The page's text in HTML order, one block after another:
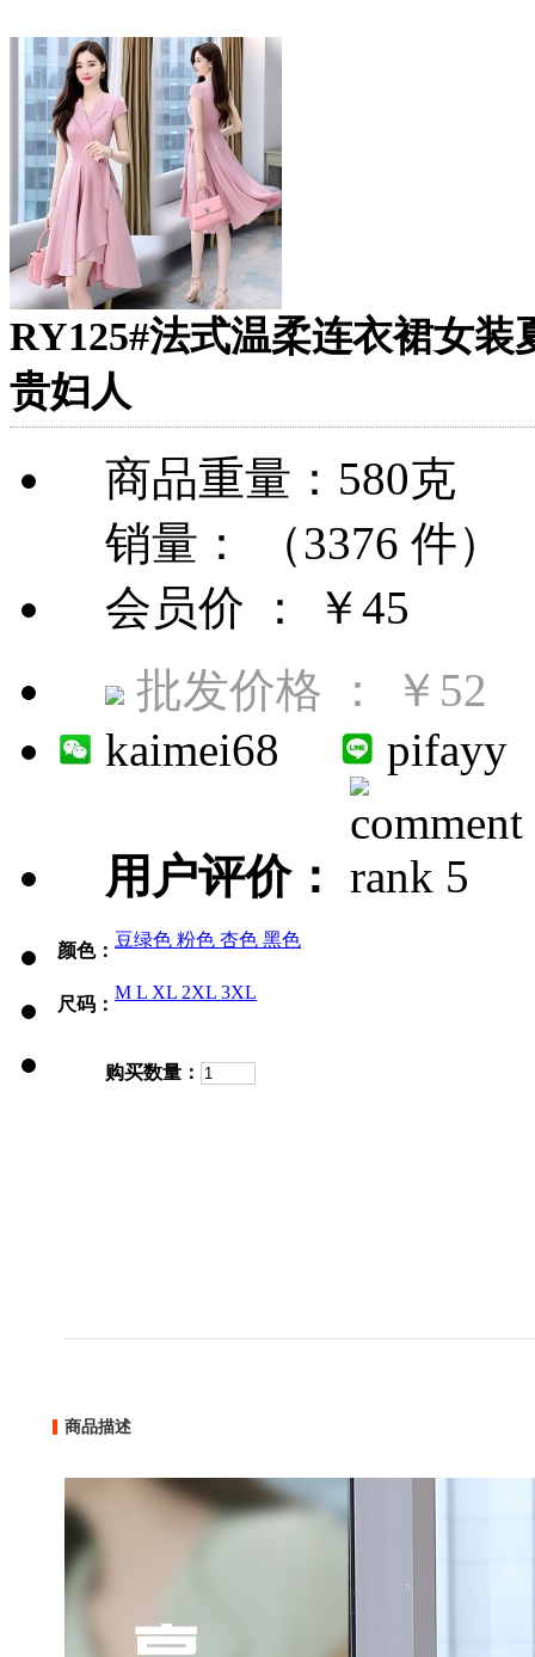
RY125#法式温柔连衣裙女
贵妇人
商品重量：580克
销量： （3376 件）
会员价 ：
￥45
批发价格 ：
￥52
kaimei68
pifayy
用户评价：
颜色：
豆绿色 粉色 杏色 黑色
尺码：
M L XL 2XL 3XL
购买数量：
商品描述